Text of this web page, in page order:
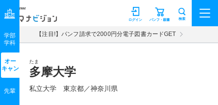
マナビジョン パンフ・願書
ログイン 検索
【注目!】パンフ請求で2000円分電子図書カードGET
たま
多摩大学
私立大学 東京都／神奈川県
学部
学科
オー
キャン
先輩